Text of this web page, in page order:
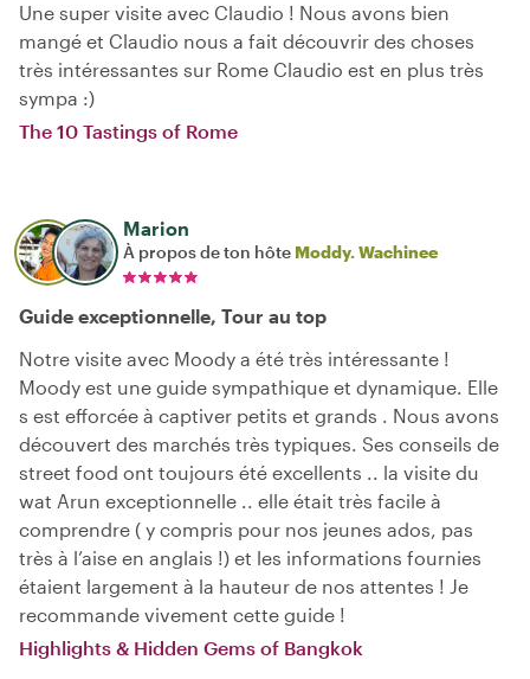
Une super visite avec Claudio ! Nous avons bien
mangé et Claudio nous a fait découvrir des choses
très intéressantes sur Rome Claudio est en plus très
sympa :)
The 10 Tastings of Rome
Marion
À propos de ton hôte Moddy. Wachinee
Guide exceptionnelle, Tour au top
Notre visite avec Moody a été très intéressante !
Moody est une guide sympathique et dynamique. Elle
s est efforcée à captiver petits et grands . Nous avons
découvert des marchés très typiques. Ses conseils de
street food ont toujours été excellents .. la visite du
wat Arun exceptionnelle .. elle était très facile à
comprendre ( y compris pour nos jeunes ados, pas
très à l’aise en anglais !) et les informations fournies
étaient largement à la hauteur de nos attentes ! Je
recommande vivement cette guide !
Highlights & Hidden Gems of Bangkok